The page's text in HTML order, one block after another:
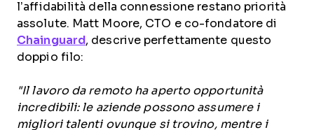
l’affidabilità della connessione restano priorità
assolute. Matt Moore, CTO e co-fondatore di
Chainguard, descrive perfettamente questo
doppio filo:
"Il lavoro da remoto ha aperto opportunità
incredibili: le aziende possono assumere i
migliori talenti ovunque si trovino, mentre i